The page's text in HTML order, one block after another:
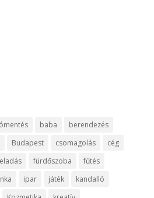
baba
berendezés
Budapest csomagolás
cég
eladás fürdőszoba
fűtés
ipar játék
kandalló